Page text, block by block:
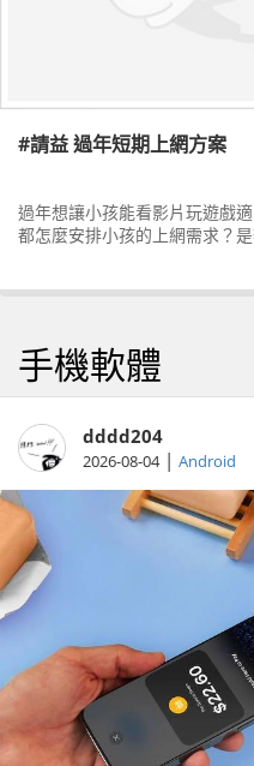
#請益 過年短期上網方案
過年想讓小孩能看影片玩遊戲
都怎麼安排小孩的上網需求？
手機軟體
dddd204
2026-08-04 | Android